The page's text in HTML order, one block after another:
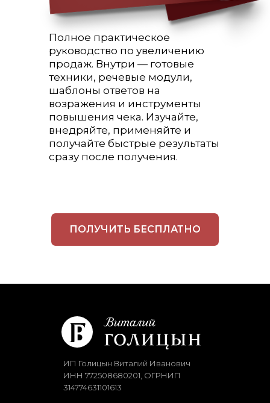
Полное практическое
руководство по увеличению
продаж. Внутри — готовые
техники, речевые модули,
шаблоны ответов на
возражения и инструменты
повышения чека. Изучайте,
внедряйте, применяйте и
получайте быстрые результаты
сразу после получения.
ПОЛУЧИТЬ БЕСПЛАТНО
ИП Голицын Виталий Иванович
ИНН 772508680201, ОГРНИП
314774631101613